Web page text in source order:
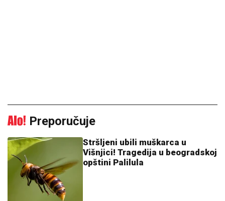
Preporučuje
Stršljeni ubili muškarca u
Višnjici! Tragedija u beogradskoj
opštini Palilula